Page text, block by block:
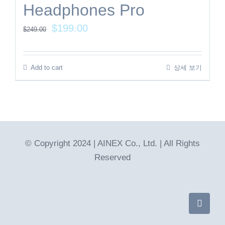
Headphones Pro
$249.00 $199.00
Add to cart 상세 보기
© Copyright 2024 | AINEX Co., Ltd. | All Rights
Reserved